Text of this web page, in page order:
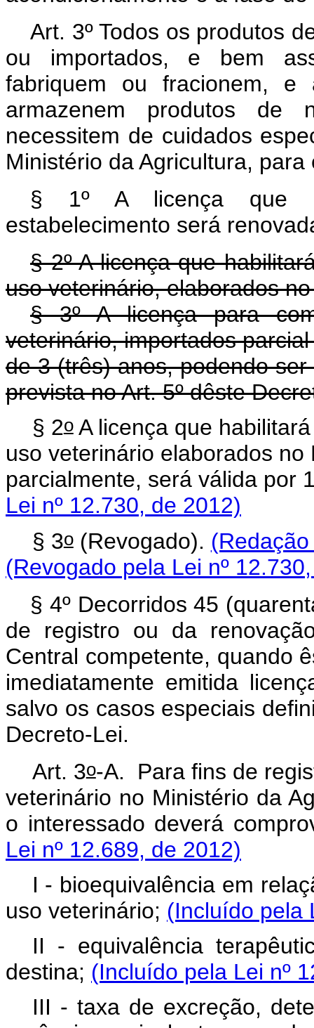
Art. 3º Todos os produtos
ou importados, e bem
fabriquem ou fracionem, e
armazenem produtos de
necessitem de cuidados
Ministério da Agricultura,
§ 1º A licença que
estabelecimento será
§ 2º A licença que
uso veterinário, elaborados
§ 3º A licença para
veterinário, importados
de 3 (três) anos, podendo
prevista no Art. 5º dêste
§ 2oA licença que
uso veterinário elaborados
parcialmente, será válida por
Lei nº 12.730, de 2012)
§ 3o(Revogado).
(Revogado pela Lei nº
§ 4º Decorridos 45
de registro ou da
Central competente, quando
imediatamente emitida
salvo os casos especiais
Decreto-Lei.
Art. 3o-A. Para fins de
veterinário no Ministério da
o interessado deverá
Lei nº 12.689, de 2012)
I - bioequivalência em
uso veterinário; (Incluído pela
II - equivalência
destina; (Incluído pela Lei nº
III - taxa de excreção,